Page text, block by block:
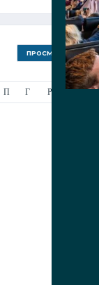
ПРОСМОТР
П Г РМ О